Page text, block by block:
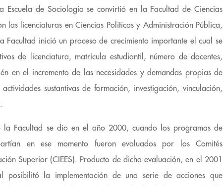
Escuela de Sociología se convirtió en la Facultad de Ciencias
las licenciaturas en Ciencias Políticas y Administración Pública,
Facultad inició un proceso de crecimiento importante el cual se
de licenciatura, matrícula estudiantil, número de docentes,
en el incremento de las necesidades y demandas propias de
sustantivas de formación, investigación, vinculación,
Facultad se dio en el año 2000, cuando los programas de
en ese momento fueron evaluados por los Comités
Superior (CIEES). Producto de dicha evaluación, en el 2001
posibilitó la implementación de una serie de acciones que